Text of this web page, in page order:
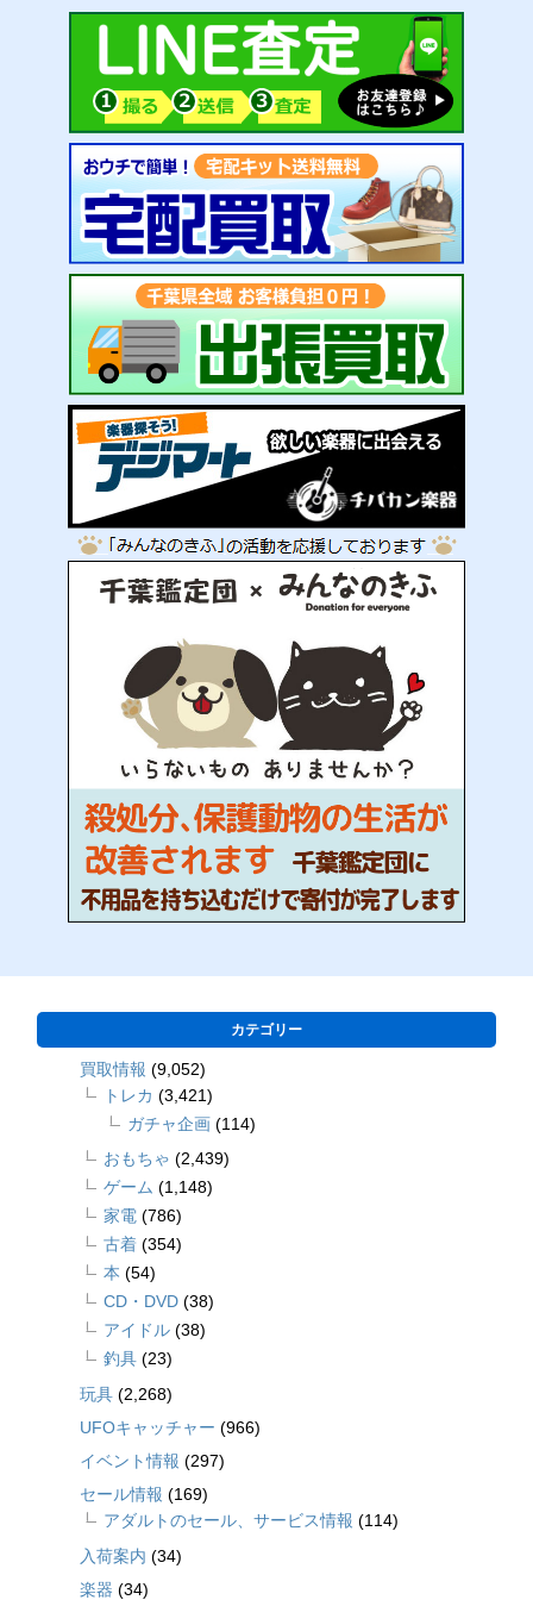
カテゴリー
買取情報 (9,052)
トレカ (3,421)
ガチャ企画 (114)
おもちゃ (2,439)
ゲーム (1,148)
家電 (786)
古着 (354)
本 (54)
CD・DVD (38)
アイドル (38)
釣具 (23)
玩具 (2,268)
UFOキャッチャー (966)
イベント情報 (297)
セール情報 (169)
アダルトのセール、サービス情報 (114)
入荷案内 (34)
楽器 (34)